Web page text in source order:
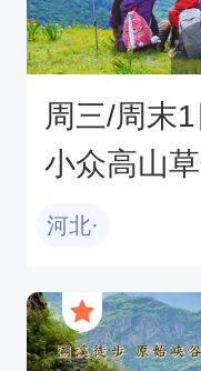
周三/周末1
小众高山
牛渠-漫山
里<初级>
河北·